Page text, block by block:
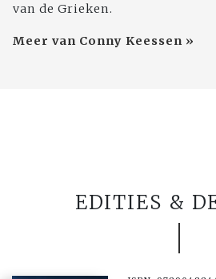
van de Grieken.
Meer van Conny Keessen »
EDITIES &